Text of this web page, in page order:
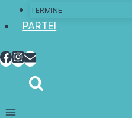
TERMINE
PARTEI